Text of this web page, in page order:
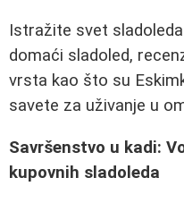
Istražite svet
domaći sladoled,
vrsta kao što su
savete za uživanje u
Savršenstvo u kadi:
kupovnih sladoleda